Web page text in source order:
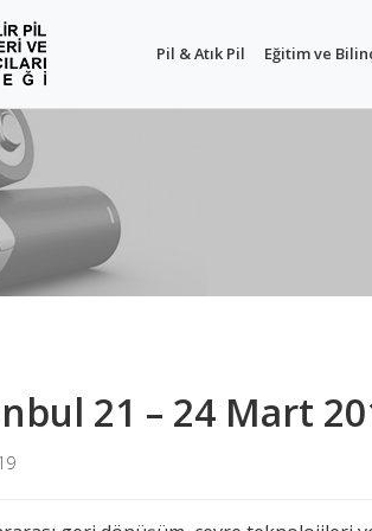
Pil & Atık Pil Eğitim ve
21 – 24 Mart